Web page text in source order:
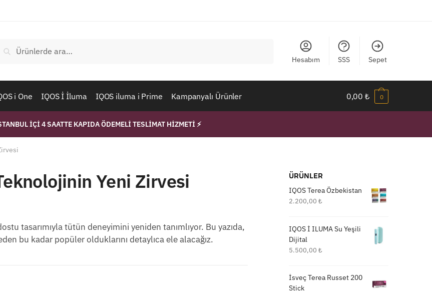
Ara
Hesabım SSS Sepet
i One IQOS İ İluma IQOS iluma i Prime Kampanyalı Ürünler 0,00₺ 0
İÇİ 4 SAATTE KAPIDA ÖDEMELİ TESLİMAT HİZMETİ ⚡
Yeni Zirvesi
tasarımıyla tütün deneyimini yeniden tanımlıyor. Bu yazıda,
bu kadar popüler olduklarını detaylıca ele alacağız.
ÜRÜNLER
IQOS Terea Özbekistan
2.200,00₺
IQOS İ ILUMA Su Yeşili
Dijital
5.500,00₺
İsveç Terea Russet 200
Stick